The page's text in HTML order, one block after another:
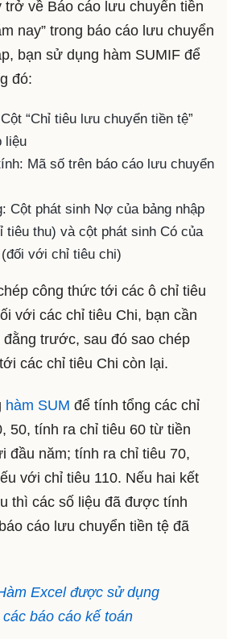
trở về Báo cáo lưu chuyển tiền
nay” trong báo cáo lưu chuyển
bạn sử dụng hàm SUMIF để
đó:
“Chỉ tiêu lưu chuyển tiền tệ”
liệu
Mã số trên báo cáo lưu chuyển
Cột phát sinh Nợ của bảng nhập
tiêu thu) và cột phát sinh Có của
(đối với chỉ tiêu chi)
công thức tới các ô chỉ tiêu
với các chỉ tiêu Chi, bạn cần
trước, sau đó sao chép
các chỉ tiêu Chi còn lại.
hàm SUM để tính tổng các chỉ
50, tính ra chỉ tiêu 60 từ tiền
đầu năm; tính ra chỉ tiêu 70,
với chỉ tiêu 110. Nếu hai kết
thì các số liệu đã được tính
cáo lưu chuyển tiền tệ đã
Excel được sử dụng
báo cáo kế toán